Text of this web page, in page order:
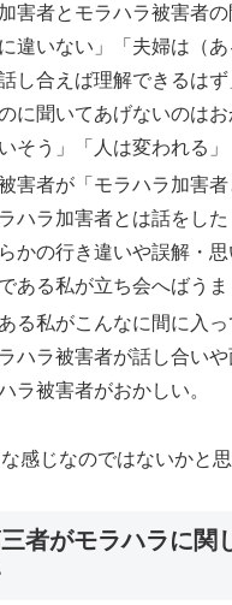
害者とモラハラ被害者
違いない」「夫婦は（あ
し合えば理解できるは
に聞いてあげないのは
そう」「人は変われる」
害者が「モラハラ加害
ハラ加害者とは話をした
かの行き違いや誤解・
ある私が立ち会へばうま
る私がこんなに間に入
ハラ被害者が話し合い
ラ被害者がおかしい。
感じなのではないかと思
者がモラハラに関